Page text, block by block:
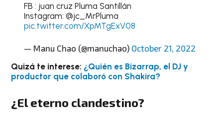
FB : juan cruz Pluma Santillán
Instagram: @jc_MrPluma
pic.twitter.com/XpMTgExV08
— Manu Chao (@manuchao) October 21, 2022
Quizá te interese: ¿Quién es Bizarrap, el DJ y
productor que colaboró con Shakira?
¿El eterno clandestino?